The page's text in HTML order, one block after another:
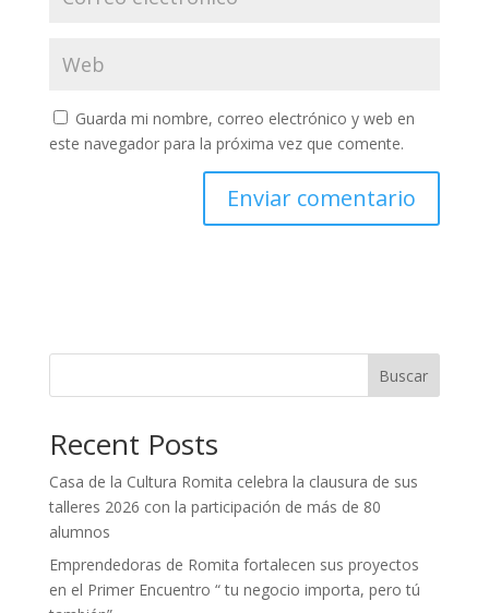
Guarda mi nombre, correo electrónico y web en
este navegador para la próxima vez que comente.
Buscar
Recent Posts
Casa de la Cultura Romita celebra la clausura de sus
talleres 2026 con la participación de más de 80
alumnos
Emprendedoras de Romita fortalecen sus proyectos
en el Primer Encuentro “ tu negocio importa, pero tú